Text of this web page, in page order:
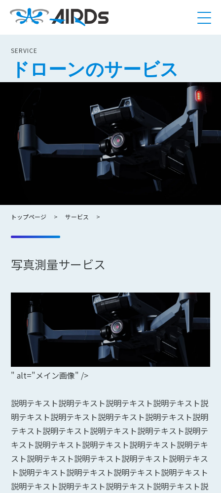
SERVICE
ドローンのサービス
トップページ サービス
写真測量サービス
" alt="メイン画像" />
説明テキスト説明テキスト説明テキスト説明テキスト説
明テキスト説明テキスト説明テキスト説明テキスト説明
テキスト説明テキスト説明テキスト説明テキスト説明テ
キスト説明テキスト説明テキスト説明テキスト説明テキ
スト説明テキスト説明テキスト説明テキスト説明テキス
ト説明テキスト説明テキスト説明テキスト説明テキスト
説明テキスト説明テキスト説明テキスト説明テキスト説